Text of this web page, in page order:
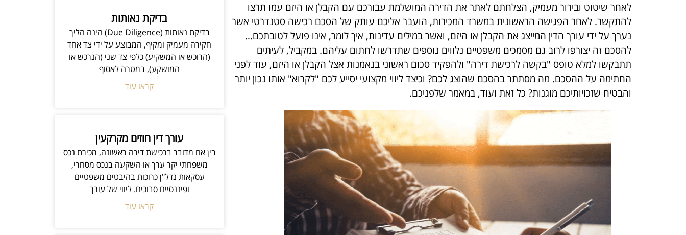
לאחר שיטוט ובירור מעמיק, הצלחתם לאתר את הדירה המושלמת עבורכם עם הקבלן או היזם עמו תרצו
להתקשר. לאחר הפגישה הראשונית במשרד המכירות, הועבר אליכם עותק של הסכם רכישה סטנדרטי אשר
נערך על ידי עורך הדין המייצג את הקבלן או היזם, ואשר במילים עדינות, איך לומר, אינו פועל לטובתכם…
להסכם זה יצורפו לרוב גם מסמכים משפטיים נלווים נוספים שתדרשו לחתום עליהם. במקביל, לעיתים
תתבקשו למלא טופס "בקשה לרכישת דירה" ולהפקיד סכום ראשוני בנאמנות אצל הקבלן או היזם, עוד לפני
החתימה על ההסכם. מה מסתתר בהסכם שהוצג לכם? וכיצד ליווי מקצועי יסייע לכם "לקרוא" אותו נכון יותר
והבטיח שזכויותיכם מוגנות? כל זאת ועוד, במאמר שלפניכם.
בדיקת נאותות
בדיקת נאותות (Due Diligence) הינה הליך
חקירה מעמיק ומקיף, המבוצע על ידי צד אחד
(הרוכש או המשקיע) כלפי צד שני (הנרכש או
המושקע), במטרה לאסוף
קראו עוד
עורך דין חוזים מקרקעין
בין אם מדובר ברכישת דירה ראשונה, מכירת נכס
משפחתי יקר ערך או השקעה בנכס מסחרי,
עסקאות נדל"ן כרוכות בהיבטים משפטיים
ופיננסיים סבוכים. ליווי של עורך
קראו עוד